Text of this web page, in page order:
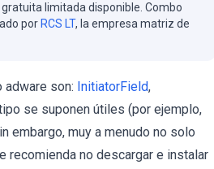
limitada disponible. Combo
por RCS LT, la empresa matriz de
son: InitiatorField,
se suponen útiles (por ejemplo,
embargo, muy a menudo no solo
recomienda no descargar e instalar